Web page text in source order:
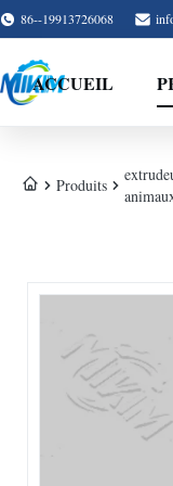
86--19913726068
ACCUEIL
Produits